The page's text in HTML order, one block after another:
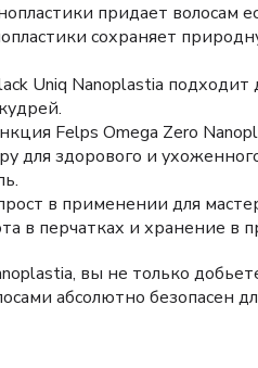
придает волосам
сохраняет
Uniq Nanoplastia
Felps Omega Zero
для здорового и
в применении для
в перчатках и хранение в
вы не только
абсолютно безопасен